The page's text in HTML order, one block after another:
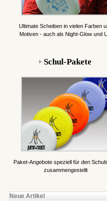
Ultimate Scheiben in vielen Farben
Motiven - auch als Night-Glow und
Schul-Pakete
Paket-Angebote speziell für den
zusammengestellt
Neue Artikel